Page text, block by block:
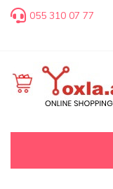
055 310 07 77